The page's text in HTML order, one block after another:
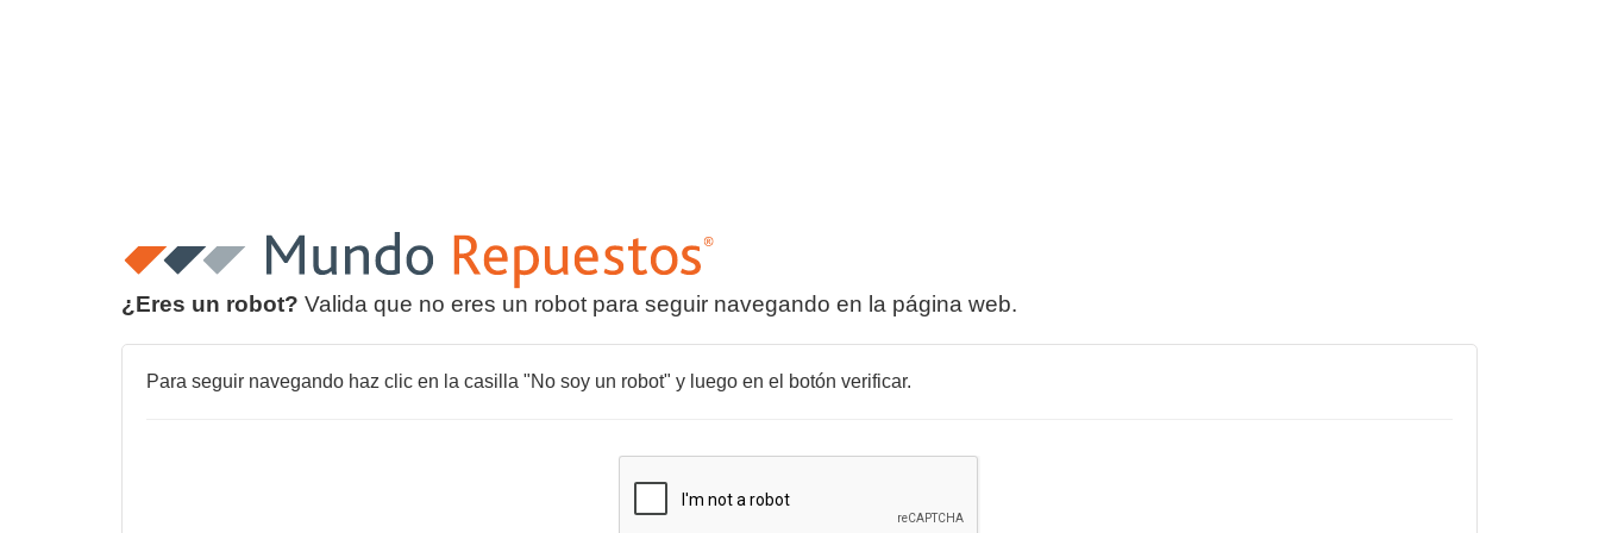
¿Eres un robot? Valida que no eres un robot para seguir navegando en la página web.
Para seguir navegando haz clic en la casilla "No soy un robot" y luego en el botón verificar.